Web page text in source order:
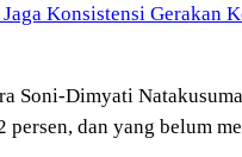
Konsistensi Gerakan
Soni-Dimyati
dan yang belum